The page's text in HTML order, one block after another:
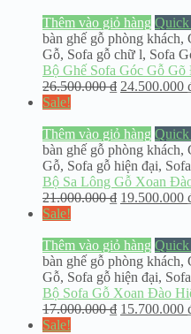
Thêm vào giỏ hàng
bàn ghế gỗ phòng khách,
Gỗ, Sofa gỗ chữ l, Sofa
Bộ Ghế Sofa Góc Gỗ
26.500.000₫ 24.500.000
Sale!
Thêm vào giỏ hàng
bàn ghế gỗ phòng khách,
Gỗ, Sofa gỗ hiện đại,
Bộ Sa Lông Gỗ Xoan
21.000.000₫ 19.500.000
Sale!
Thêm vào giỏ hàng
bàn ghế gỗ phòng khách,
Gỗ, Sofa gỗ hiện đại,
Bộ Sofa Gỗ Xoan Đào
17.000.000₫ 15.700.000
Sale!